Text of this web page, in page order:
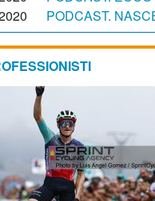
PODCAST.